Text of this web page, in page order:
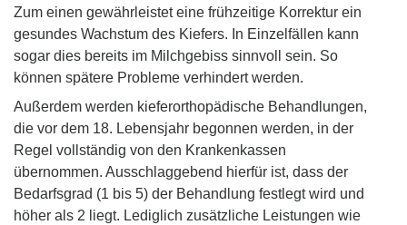
Zum einen gewährleistet eine frühzeitige Korrektur ein
gesundes Wachstum des Kiefers. In Einzelfällen kann
sogar dies bereits im Milchgebiss sinnvoll sein. So
können spätere Probleme verhindert werden.
Außerdem werden kieferorthopädische Behandlungen,
die vor dem 18. Lebensjahr begonnen werden, in der
Regel vollständig von den Krankenkassen
übernommen. Ausschlaggebend hierfür ist, dass der
Bedarfsgrad (1 bis 5) der Behandlung festlegt wird und
höher als 2 liegt. Lediglich zusätzliche Leistungen wie